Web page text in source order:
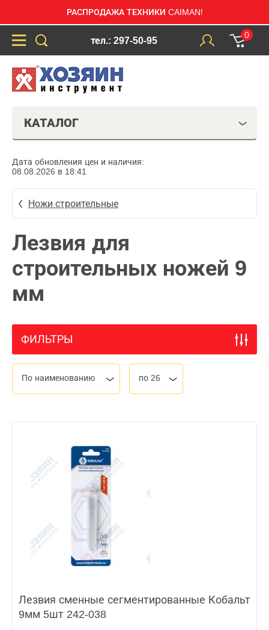
РАСПРОДАЖА ТЕХНИКИ CAIMAN!
тел.: 297-50-95
0
КАТАЛОГ
Дата обновления цен и наличия:
08.08.2026 в 18:41
Ножи строительные
Лезвия для
строительных ножей 9
мм
ФИЛЬТРЫ
По наименованию по 26
Лезвия сменные сегментированные Кобальт
9мм 5шт 242-038